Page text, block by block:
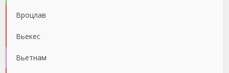
Вроцлав
Вьекес
Вьетнам